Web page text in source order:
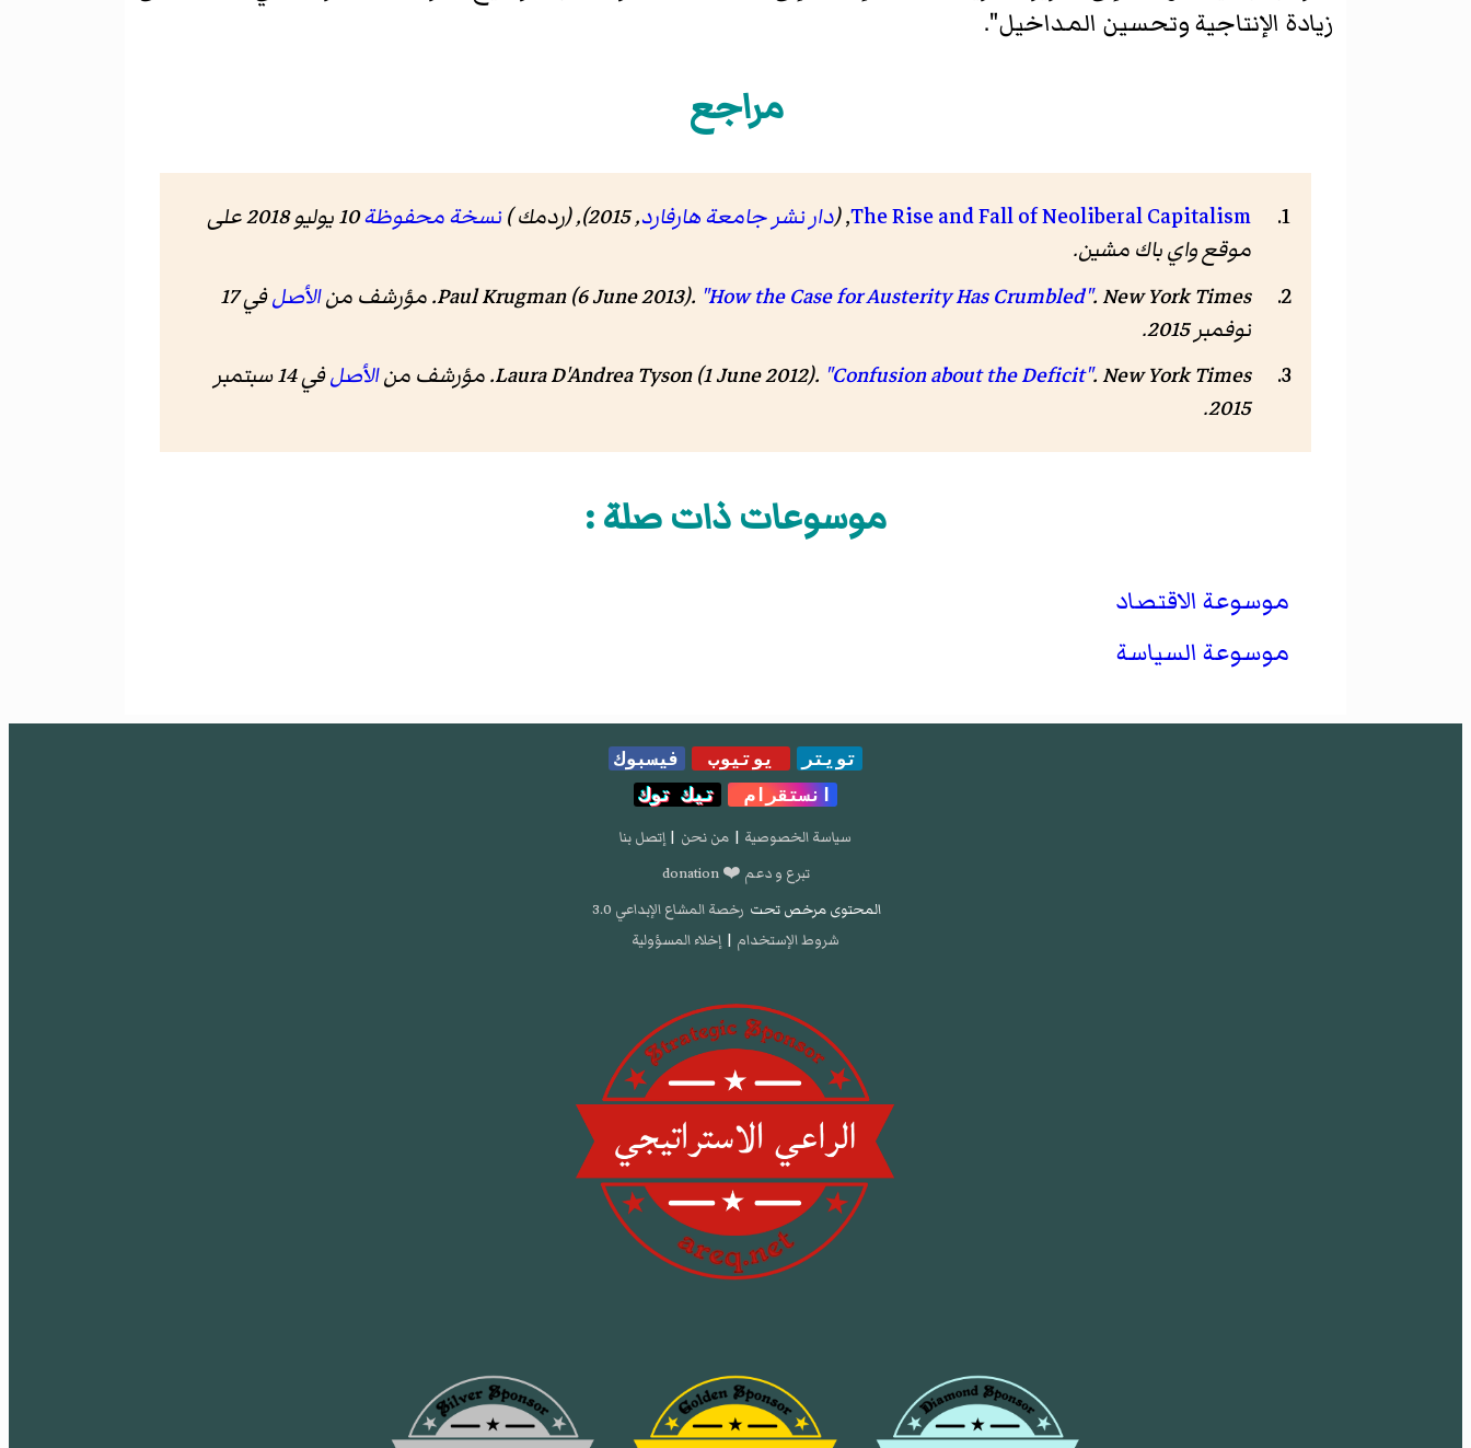
زيادة الإنتاجية وتحسين المداخيل".
مراجع
The Rise and Fall of Neoliberal Capitalism
,
(دار نشر جامعة هارفارد, 2015), ( ردمك)نسخة محفوظة
10 يوليو 2018 على
موقع واي باك مشين.
Paul Krugman (6 June 2013). "How the Case for Austerity Has Crumbled". New York Times. مؤرشف من الأصل
في 17
نوفمبر 2015
.
Laura D'Andrea Tyson (1 June 2012). "Confusion about the Deficit". New York Times. مؤرشف من الأصل
في 14 سبتمبر
2015
.
موسوعات ذات صلة :
موسوعة الاقتصاد
موسوعة السياسة
تويتر يوتيوب
فيسبوك
انستقرام
تيك توك
سياسة الخصوصية | من نحن | إتصل بنا
تبرع و دعم ❤️ donation
المحتوى مرخص تحت رخصة المشاع الإبداعي 3.0
شروط الإستخدام | إخلاء المسؤولية